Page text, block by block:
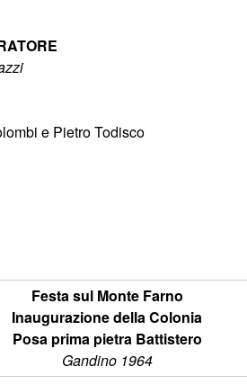
e Pietro Todisco
Festa sul Monte Farno
Inaugurazione della Colonia
Posa prima pietra Battistero
Gandino 1964